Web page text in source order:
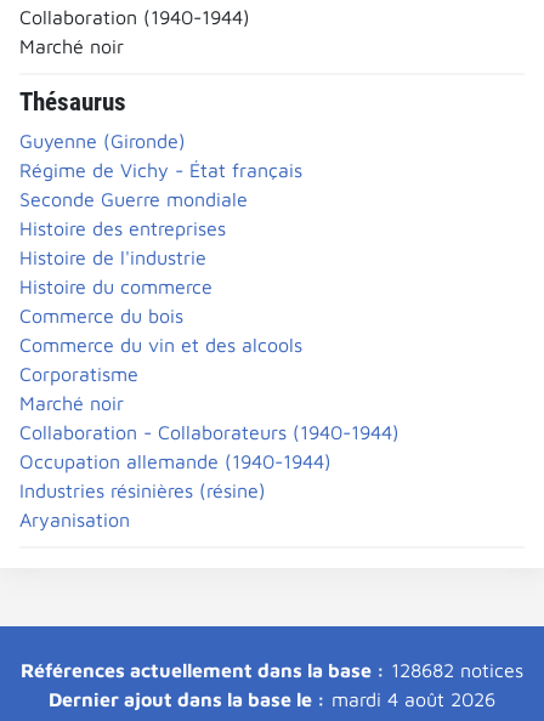
Collaboration (1940-1944)
Marché noir
Thésaurus
Guyenne (Gironde)
Régime de Vichy - État français
Seconde Guerre mondiale
Histoire des entreprises
Histoire de l'industrie
Histoire du commerce
Commerce du bois
Commerce du vin et des alcools
Corporatisme
Marché noir
Collaboration - Collaborateurs (1940-1944)
Occupation allemande (1940-1944)
Industries résinières (résine)
Aryanisation
Références actuellement dans la base : 128682 notices
Dernier ajout dans la base le : mardi 4 août 2026